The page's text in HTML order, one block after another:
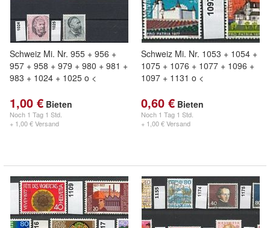
Schweiz Mi. Nr. 955 + 956 +
957 + 958 + 979 + 980 + 981 +
983 + 1024 + 1025 o <
1,00 € Bieten
Noch 1 Tag 1 Std.
+ 1,00 € Versand
Schweiz Mi. Nr. 1053 + 1054 +
1075 + 1076 + 1077 + 1096 +
1097 + 1131 o <
0,60 € Bieten
Noch 1 Tag 1 Std.
+ 1,00 € Versand